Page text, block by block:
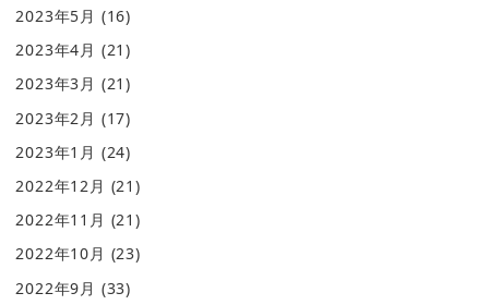
2023年5月 (16)
2023年4月 (21)
2023年3月 (21)
2023年2月 (17)
2023年1月 (24)
2022年12月 (21)
2022年11月 (21)
2022年10月 (23)
2022年9月 (33)